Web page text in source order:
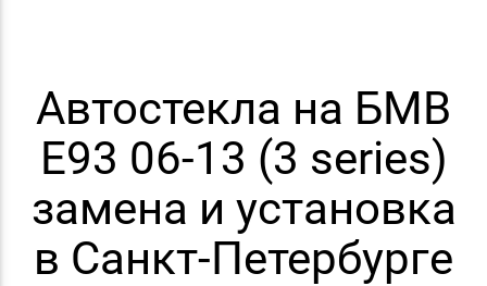
Автостекла на БМВ
E93 06-13 (3 series)
замена и установка
в Санкт-Петербурге